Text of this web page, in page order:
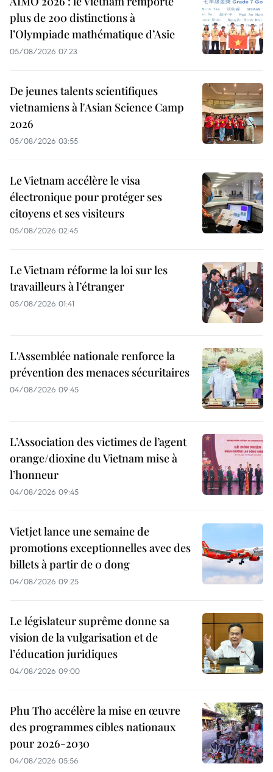
plus de 200 distinctions à
l’Olympiade mathématique d’Asie
05/08/2026 07:23
De jeunes talents scientifiques
vietnamiens à l'Asian Science Camp
2026
05/08/2026 03:55
Le Vietnam accélère le visa
électronique pour protéger ses
citoyens et ses visiteurs
05/08/2026 02:45
Le Vietnam réforme la loi sur les
travailleurs à l’étranger
05/08/2026 01:41
L'Assemblée nationale renforce la
prévention des menaces sécuritaires
04/08/2026 09:45
L’Association des victimes de l’agent
orange/dioxine du Vietnam mise à
l’honneur
04/08/2026 09:45
Vietjet lance une semaine de
promotions exceptionnelles avec des
billets à partir de 0 dong
04/08/2026 09:25
Le législateur suprême donne sa
vision de la vulgarisation et de
l’éducation juridiques
04/08/2026 09:00
Phu Tho accélère la mise en œuvre
des programmes cibles nationaux
pour 2026-2030
04/08/2026 05:56